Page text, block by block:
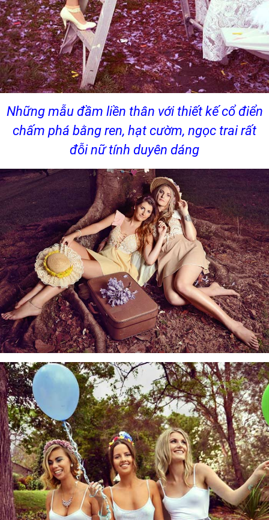
Những mẫu đầm liền thân với thiết kế cổ điển
chấm phá bằng ren, hạt cườm, ngọc trai rất
đỗi nữ tính duyên dáng